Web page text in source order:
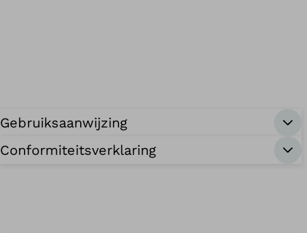
Gebruiksaanwijzing
Conformiteitsverklaring